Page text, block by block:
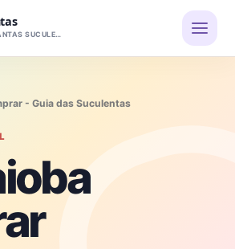
SAIBA TUDO SOBRE PLANTAS SUCULENTAS
- Guia das Suculentas